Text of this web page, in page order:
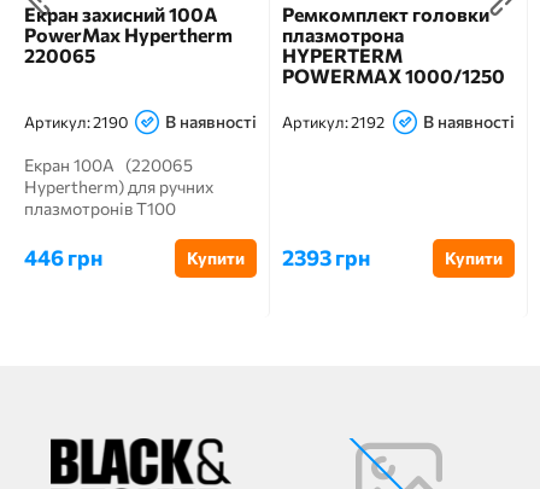
Екран захисний 100А
PowerMax Hypertherm
220065
Артикул:2190 В наявності
Екран 100A (220065
Hypertherm) для ручних
плазмотронів T100
446 грн Купити
Ремкомплект головки
плазмотрона
HYPERTERM
POWERMAX 1000/1250
(128521-UR)
Артикул:2192 В наявності
2393 грн Купити